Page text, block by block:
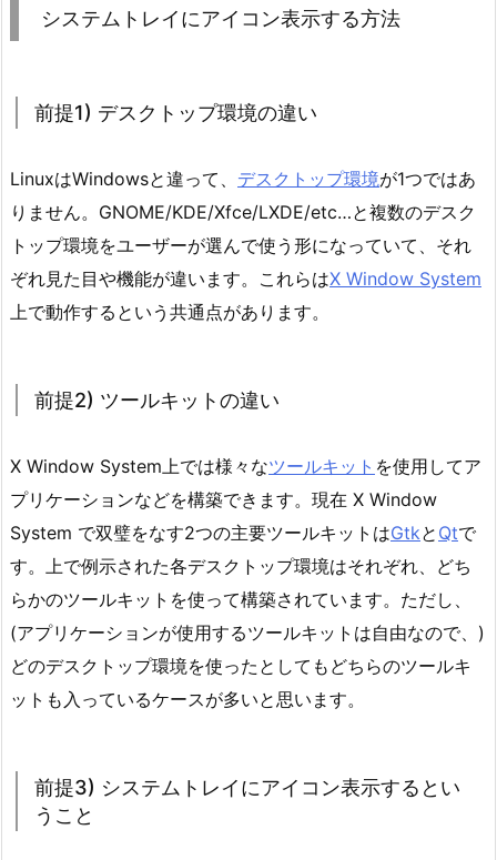
テ
レ
に
ア
ン
表
る
法
1.
1)
デ
ス
ク
プ
環
システムトレイにアイコン表示する方法
前提1) デスクトップ環境の違い
LinuxはWindowsと違って、 デスクトップ環境が1つではあ
りません。GNOME/KDE/Xfce/LXDE/etc…と複数のデスク
トップ環境をユーザーが選んで使う形になっていて、それ
ぞれ見た目や機能が違います。これらはX Window System
上で動作するという共通点があります。
前提2) ツールキットの違い
X Window System上では様々なツールキット を使用してア
プリケーションなどを構築できます。現在 X Window
System で双璧をなす2つの主要ツールキットはGtkと Qtで
す。上で例示された各デスクトップ環境はそれぞれ、どち
らかのツールキットを使って構築されています。ただし、
(アプリケーションが使用するツールキットは自由なので、)
どのデスクトップ環境を使ったとしてもどちらのツールキ
ットも入っているケースが多いと思います。
前提3) システムトレイにアイコン表示するとい
うこと